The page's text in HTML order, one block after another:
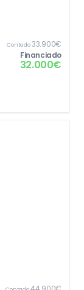
Contado33.900€
Financiado
32.000€